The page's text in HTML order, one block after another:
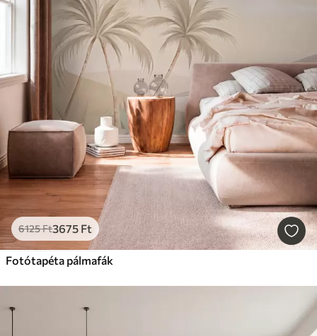
6125Ft3675 Ft
Fotótapéta pálmafák